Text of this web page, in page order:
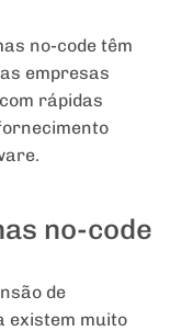
no-code têm
empresas
rápidas
no-code
de
existem muito